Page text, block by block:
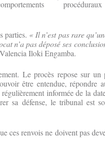
parties. « Il n’est pas rare
n’a pas déposé ses
Iloki Engamba.
Le procès repose sur
être entendue, répondre
informée de la
sa défense, le tribunal est
ces renvois ne doivent pas